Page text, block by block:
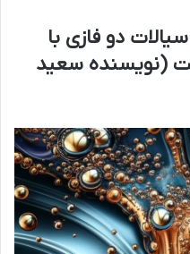
دو فازی با
(نویسنده سعید